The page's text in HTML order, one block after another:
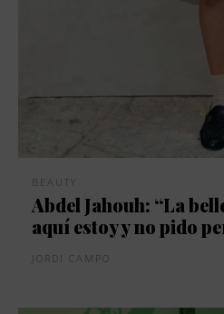
BEAUTY
Abdel Jahouh: “La
aquí estoy y no pido
JORDI CAMPO